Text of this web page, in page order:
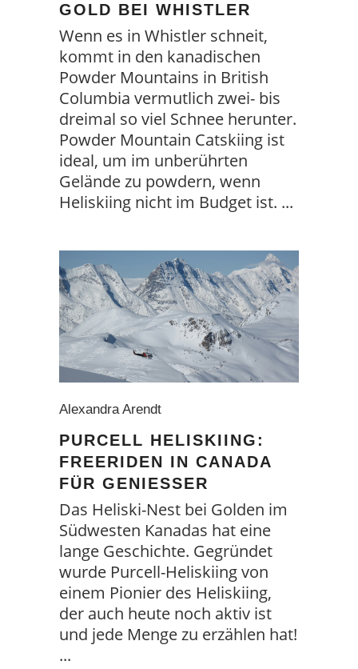
OLD BEI WHISTLER
Wenn es in Whistler schneit,
kommt in den kanadischen
Powder Mountains in British
Columbia vermutlich zwei- bis
dreimal so viel Schnee herunter.
Powder Mountain Catskiing ist
ideal, um im unberührten
Gelände zu powdern, wenn
Heliskiing nicht im Budget ist.
Alexandra Arendt
PURCELL HELISKIING:
FREERIDEN IN CANADA
FÜR GENIESSER
Das Heliski-Nest bei Golden im
Südwesten Kanadas hat eine
lange Geschichte. Gegründet
wurde Purcell-Heliskiing von
einem Pionier des Heliskiing,
der auch heute noch aktiv ist
und jede Menge zu erzählen hat!